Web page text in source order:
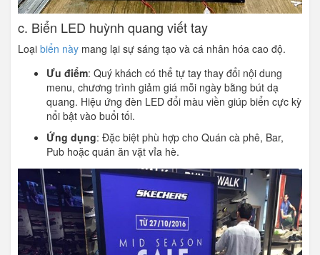
c. Biển LED huỳnh quang viết tay
Loại biển này mang lại sự sáng tạo và cá nhân hóa cao độ.
Ưu điểm: Quý khách có thể tự tay thay đổi nội dung
menu, chương trình giảm giá mỗi ngày bằng bút dạ
quang. Hiệu ứng đèn LED đổi màu viền giúp biển cực kỳ
nổi bật vào buổi tối.
Ứng dụng: Đặc biệt phù hợp cho Quán cà phê, Bar,
Pub hoặc quán ăn vặt vỉa hè.